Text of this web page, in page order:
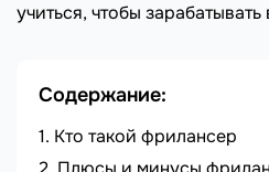
учиться, чтобы зарабатывать
Содержание:
Кто такой фрилансер